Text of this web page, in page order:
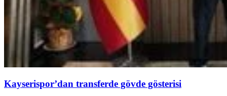
Kayserispor’dan transferde gövde gösterisi